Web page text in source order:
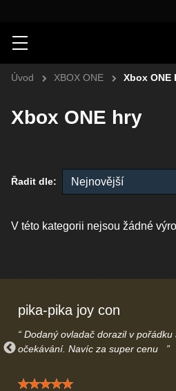
Hledat
Menu
Úvod XBOX ONE Xbox ONE
Xbox ONE hry
Řadit dle:
pika-pika joy con
Dodaný ovladač dorazil v pořádku
očekávání. Navíc za super cenu
Hodnocení: 5 / 5